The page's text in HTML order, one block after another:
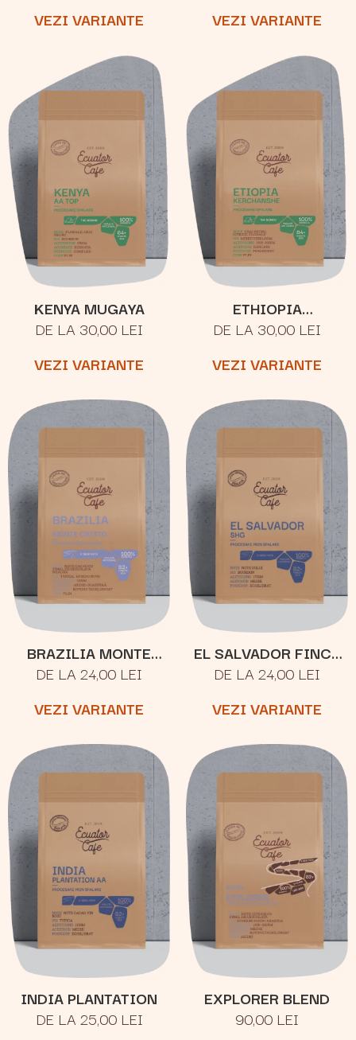
VEZI VARIANTE
VEZI VARIANTE
KENYA MUGAYA
DE LA 30,00 LEI
VEZI VARIANTE
ETHIOPIA
YIRGACHEFFE
KERCHANSHE
DE LA 30,00 LEI
VEZI VARIANTE
BRAZILIA MONTE
CRISTO
DE LA 24,00 LEI
VEZI VARIANTE
EL SALVADOR FINCA
JOYA
DE LA 24,00 LEI
VEZI VARIANTE
INDIA PLANTATION
DE LA 25,00 LEI
EXPLORER BLEND
90,00 LEI